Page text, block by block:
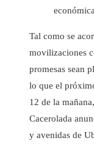
Tal como se
movilizaciones
promesas sean
lo que el
12 de la
Cacerolada
y avenidas de